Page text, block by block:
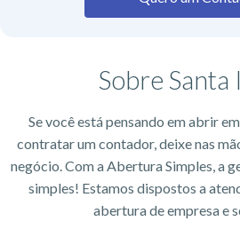
Sobre Santa
Se você está pensando em abrir
contratar um contador, deixe nas
negócio. Com a Abertura Simples, a
simples! Estamos dispostos a
abertura de empresa e